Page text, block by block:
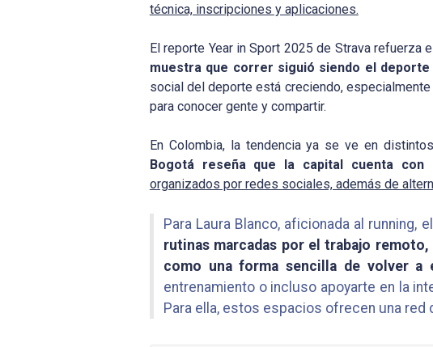
técnica, inscripciones y aplicaciones.
El reporte Year in Sport 2025 de Strava refuerza
muestra que correr siguió siendo el
social del deporte está creciendo,
para conocer gente y compartir.
En Colombia, la tendencia ya se ve en
Bogotá reseña que la capital cuenta con
organizados por redes sociales, además de
Para Laura Blanco, aficionada al
rutinas marcadas por el trabajo
como una forma sencilla de volver a
entrenamiento o incluso apoyarte en la
Para ella, estos espacios ofrecen una